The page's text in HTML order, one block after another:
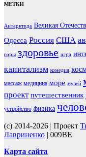
МЕТКИ
Антарктида Великая
Одесса Россия США
горы здоровье игра
капитализм комедия
массаж медицина море музей
проект путешественник
устройство физика
(c) 2014-2026 | Проект
Лавриненко | 009BE
Карта сайта